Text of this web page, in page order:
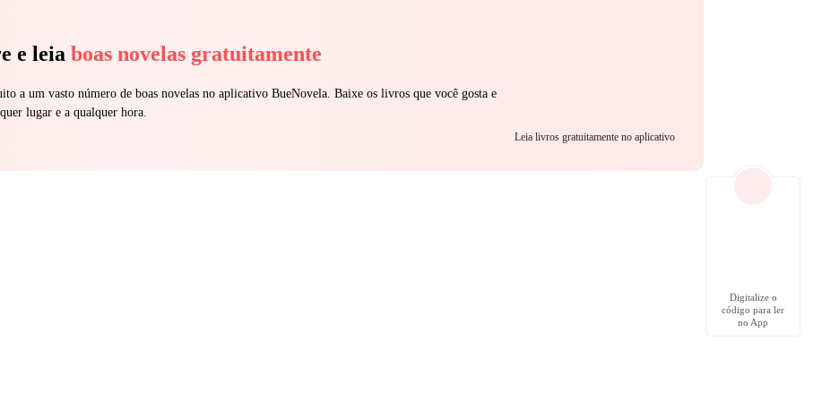
e leia boas novelas gratuitamente
a um vasto número de boas novelas no aplicativo BueNovela. Baixe os livros que você gosta e
lugar e a qualquer hora.
Leia livros gratuitamente no aplicativo
Digitalize o
código para ler
no App